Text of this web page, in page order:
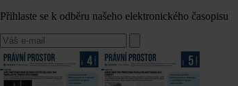
Přihlaste se k odběru našeho elektronického časopisu